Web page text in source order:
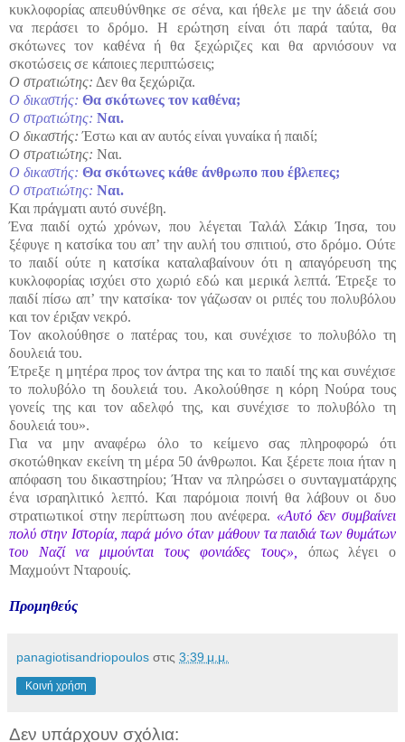
κυκλοφορίας απευθύνθηκε σε σένα, και ήθελε με την άδειά σου
να περάσει το δρόμο. Η ερώτηση είναι ότι παρά ταύτα, θα
σκότωνες τον καθένα ή θα ξεχώριζες και θα αρνιόσουν να
σκοτώσεις σε κάποιες περιπτώσεις;
Ο στρατιώτης: Δεν θα ξεχώριζα.
Ο δικαστής: Θα σκότωνες τον καθένα;
Ο στρατιώτης: Ναι.
Ο δικαστής: Έστω και αν αυτός είναι γυναίκα ή παιδί;
Ο στρατιώτης: Ναι.
Ο δικαστής: Θα σκότωνες κάθε άνθρωπο που έβλεπες;
Ο στρατιώτης: Ναι.
Και πράγματι αυτό συνέβη.
Ένα παιδί οχτώ χρόνων, που λέγεται Ταλάλ Σάκιρ Ίησα, του
ξέφυγε η κατσίκα του απ’ την αυλή του σπιτιού, στο δρόμο. Ούτε
το παιδί ούτε η κατσίκα καταλαβαίνουν ότι η απαγόρευση της
κυκλοφορίας ισχύει στο χωριό εδώ και μερικά λεπτά. Έτρεξε το
παιδί πίσω απ’ την κατσίκα· τον γάζωσαν οι ριπές του πολυβόλου
και τον έριξαν νεκρό.
Τον ακολούθησε ο πατέρας του, και συνέχισε το πολυβόλο τη
δουλειά του.
Έτρεξε η μητέρα προς τον άντρα της και το παιδί της και συνέχισε
το πολυβόλο τη δουλειά του. Ακολούθησε η κόρη Νούρα τους
γονείς της και τον αδελφό της, και συνέχισε το πολυβόλο τη
δουλειά του».
Για να μην αναφέρω όλο το κείμενο σας πληροφορώ ότι
σκοτώθηκαν εκείνη τη μέρα 50 άνθρωποι. Και ξέρετε ποια ήταν η
απόφαση του δικαστηρίου; Ήταν να πληρώσει ο συνταγματάρχης
ένα ισραηλιτικό λεπτό. Και παρόμοια ποινή θα λάβουν οι δυο
στρατιωτικοί στην περίπτωση που ανέφερα. «Αυτό δεν συμβαίνει
πολύ στην Ιστορία, παρά μόνο όταν μάθουν τα παιδιά των θυμάτων
του Ναζί να μιμούνται τους φονιάδες τους»,
όπως λέγει ο
Μαχμούντ Νταρουίς.
Προμηθεύς
panagiotisandriopoulos στις 3:39 μ.μ.
Κοινή χρήση
Δεν υπάρχουν σχόλια: